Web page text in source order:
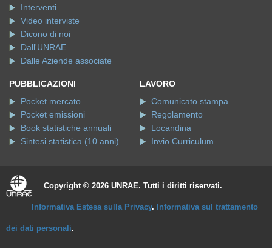
Interventi
Video interviste
Dicono di noi
Dall'UNRAE
Dalle Aziende associate
PUBBLICAZIONI
Pocket mercato
Pocket emissioni
Book statistiche annuali
Sintesi statistica (10 anni)
LAVORO
Comunicato stampa
Regolamento
Locandina
Invio Curriculum
Copyright © 2026 UNRAE. Tutti i diritti riservati.
Informativa Estesa sulla Privacy. Informativa sul trattamento
dei dati personali.